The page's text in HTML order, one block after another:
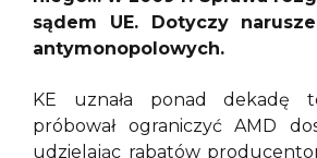
sądem UE. Dotyczy
antymonopolowych.
KE uznała ponad dekadę
próbował ograniczyć AMD
udzielając rabatów